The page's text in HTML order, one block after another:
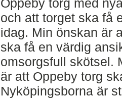
Oppeby torg med
och att torget ska få
idag. Min önskan är
ska få en värdig
omsorgsfull skötsel.
är att Oppeby torg
Nyköpingsborna är